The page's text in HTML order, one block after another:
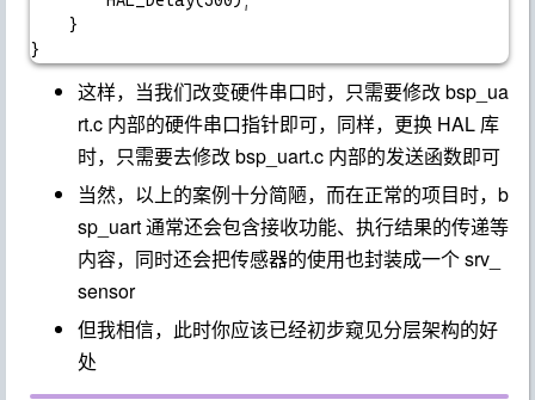
这样，当我们改变硬件串口时，只需要修改bsp_ua
rt.c 内部的硬件串口指针即可，同样，更换 HAL 库
时，只需要去修改bsp_uart.c 内部的发送函数即可
当然，以上的案例十分简陋，而在正常的项目时， b
sp_uart通常还会包含接收功能、执行结果的传递等
内容，同时还会把传感器的使用也封装成一个srv_
sensor
但我相信，此时你应该已经初步窥见分层架构的好
处